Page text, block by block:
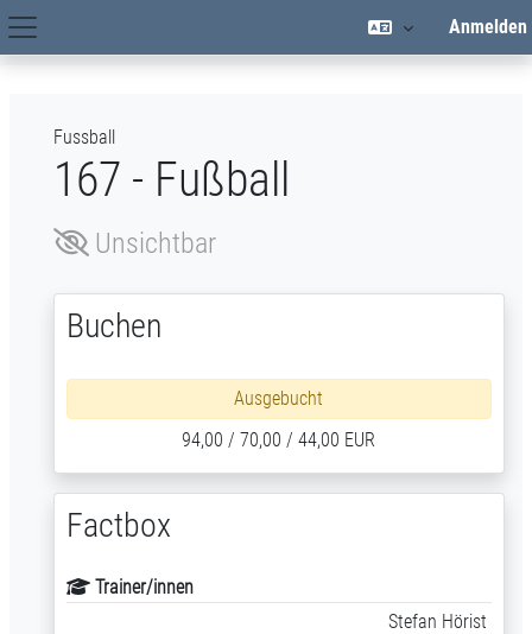
Zum Hauptinhalt
Hauptnavigation
Anmelden
Fussball
167 - Fußball
Unsichtbar
Buchen
Ausgebucht
94,00 / 70,00 / 44,00 EUR
Factbox
Trainer/innen
Stefan Hörist